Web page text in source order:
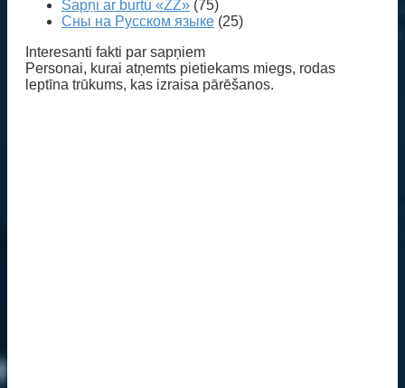
Sapņi ar burtu «ZŽ» (75)
Сны на Русском языке (25)
Interesanti fakti par sapņiem
Personai, kurai atņemts pietiekams miegs, rodas
leptīna trūkums, kas izraisa pārēšanos.